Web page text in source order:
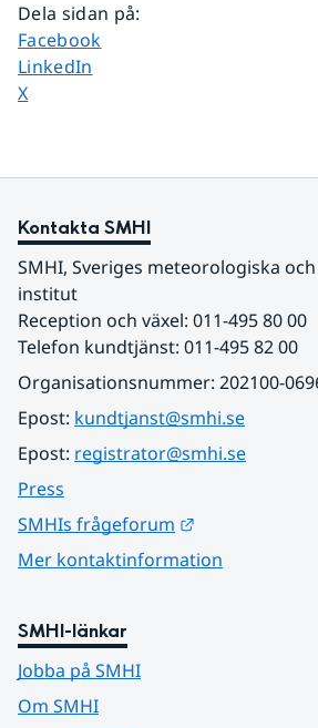
Dela sidan på:
Dela sidan på
Facebook
Dela sidan på
LinkedIn
Dela sidan på
X
Kontakta SMHI
SMHI, Sveriges meteorologiska
institut
Reception och växel: 011-495 80 00
Telefon kundtjänst: 011-495 82 00
Organisationsnummer: 202100-
Epost: kundtjanst@smhi.se
Epost: registrator@smhi.se
Press
SMHIs frågeforum
Mer kontaktinformation
SMHI-länkar
Jobba på SMHI
Om SMHI